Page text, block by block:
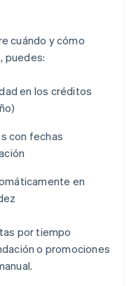
cuándo y cómo
puedes:
en los créditos
con fechas
en
por tiempo
o promociones